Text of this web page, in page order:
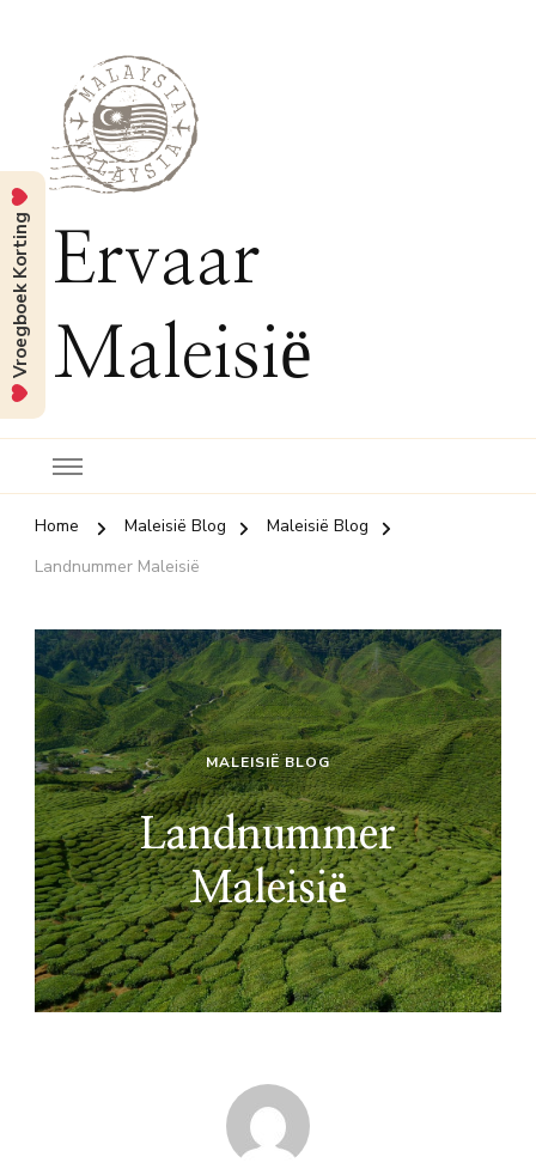
Ervaar
Maleisië
Home Maleisië Blog
Maleisië Blog
Landnummer Maleisië
MALEISIË BLOG
Landnummer
Maleisië
Vroegboek Korting